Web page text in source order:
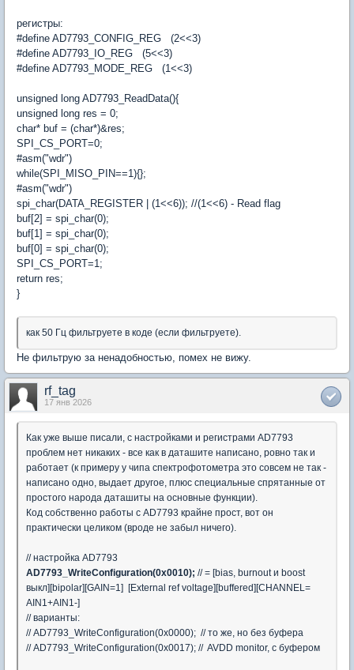
регистры:
#define AD7793_CONFIG_REG (2<<3)
#define AD7793_IO_REG (5<<3)
#define AD7793_MODE_REG (1<<3)
unsigned long AD7793_ReadData(){
unsigned long res = 0;
char* buf = (char*)&res;
SPI_CS_PORT=0;
#asm("wdr")
while(SPI_MISO_PIN==1){};
#asm("wdr")
spi_char(DATA_REGISTER | (1<<6)); //(1<<6) - Read flag
buf[2] = spi_char(0);
buf[1] = spi_char(0);
buf[0] = spi_char(0);
SPI_CS_PORT=1;
return res;
}
как 50 Гц фильтруете в коде (если фильтруете).
Не фильтрую за ненадобностью, помех не вижу.
rf_tag
17 янв 2026
Как уже выше писали, с настройками и регистрами AD7793
проблем нет никаких - все как в даташите написано, ровно так и
работает (к примеру у чипа спектрофотометра это совсем не так -
написано одно, выдает другое, плюс специальные спрятанные от
простого народа даташиты на основные функции).
Код собственно работы с AD7793 крайне прост, вот он
практически целиком (вроде не забыл ничего).
// настройка AD7793
AD7793_WriteConfiguration(0x0010); // = [bias, burnout и boost
выкл][bipolar][GAIN=1] [External ref voltage][buffered][CHANNEL=
AIN1+AIN1-]
// варианты:
// AD7793_WriteConfiguration(0x0000); // то же, но без буфера
// AD7793_WriteConfiguration(0x0017); // AVDD monitor, с буфером